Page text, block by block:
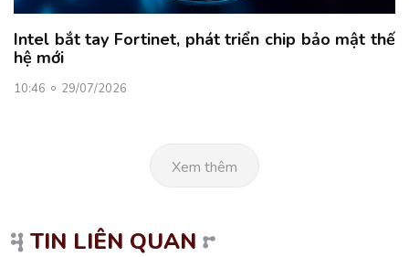
Intel bắt tay Fortinet, phát triển chip bảo mật thế
hệ mới
10:46 29/07/2026
Xem thêm
TIN LIÊN QUAN